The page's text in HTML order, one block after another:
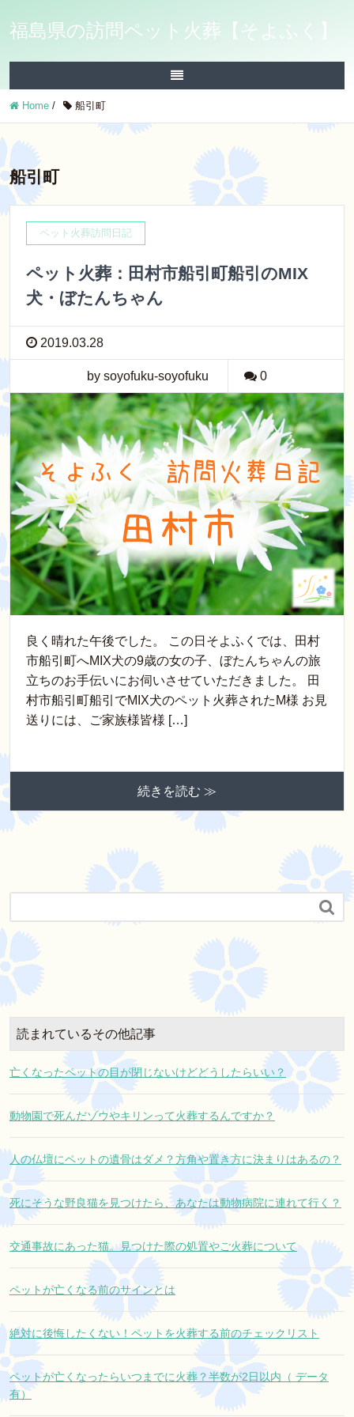
福島県の訪問ペット火葬【そよふく】
Home / 船引町
船引町
ペット火葬訪問日記
ペット火葬：田村市船引町船引のMIX
犬・ぼたんちゃん
2019.03.28
by soyofuku-soyofuku 0
良く晴れた午後でした。 この日そよふくでは、田村
市船引町へMIX犬の9歳の女の子、ぼたんちゃんの旅
立ちのお手伝いにお伺いさせていただきました。 田
村市船引町船引でMIX犬のペット火葬されたM様 お見
送りには、ご家族様皆様 […]
続きを読む ≫

読まれているその他記事
亡くなったペットの目が閉じないけどどうしたらいい？
動物園で死んだゾウやキリンって火葬するんですか？
人の仏壇にペットの遺骨はダメ？方角や置き方に決まりはあるの？
死にそうな野良猫を見つけたら、あなたは動物病院に連れて行く？
交通事故にあった猫。見つけた際の処置やご火葬について
ペットが亡くなる前のサインとは
絶対に後悔したくない！ペットを火葬する前のチェックリスト
ペットが亡くなったらいつまでに火葬？半数が2日以内（ データ
有）